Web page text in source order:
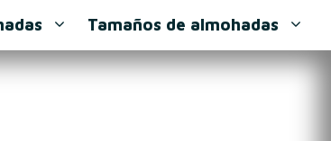
Tamaños de almohadas